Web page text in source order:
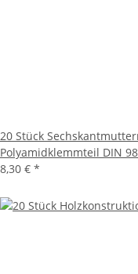
20 Stück
Polyamidklemmteil DIN
8,30 € *